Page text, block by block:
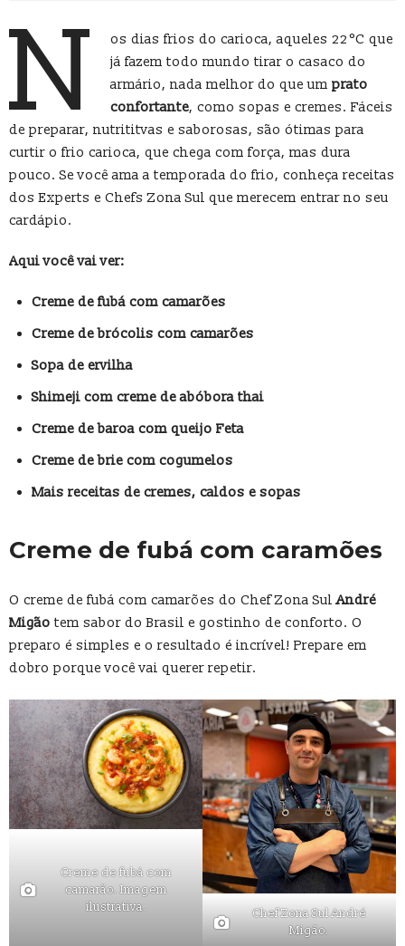
N
os dias frios do carioca, aqueles 22 °C que
já fazem todo mundo tirar o casaco do
armário, nada melhor do que um prato
confortante, como sopas e cremes. Fáceis
de preparar, nutrititvas e saborosas, são ótimas para
curtir o frio carioca, que chega com força, mas dura
pouco. Se você ama a temporada do frio, conheça receitas
dos Experts e Chefs Zona Sul que merecem entrar no seu
cardápio.
Aqui você vai ver:
Creme de fubá com camarões
Creme de brócolis com camarões
Sopa de ervilha
Shimeji com creme de abóbora thai
Creme de baroa com queijo Feta
Creme de brie com cogumelos
Mais receitas de cremes, caldos e sopas
Creme de fubá com caramões
O creme de fubá com camarões do Chef Zona SulAndré
Migão tem sabor do Brasil e gostinho de conforto. O
preparo é simples e o resultado é incrível! Prepare em
dobro porque você vai querer repetir.
Creme de fubá com
camarão. Imagem
ilustrativa.
Chef Zona Sul André
Migão.